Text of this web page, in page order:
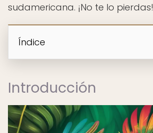
sudamericana. ¡No te lo pierdas!
Índice
Introducción